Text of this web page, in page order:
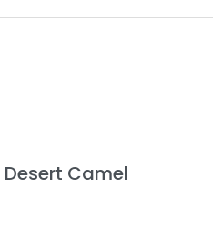
Desert Camel